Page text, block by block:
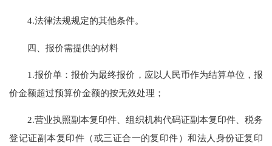
4.法律法规规定的其他条件。
四、报价需提供的材料
1.报价单：报价为最终报价，应以人民币作为结算单位，报
价金额超过预算价金额的按无效处理；
2.营业执照副本复印件、组织机构代码证副本复印件、税务
登记证副本复印件（或三证合一的复印件）和法人身份证复印